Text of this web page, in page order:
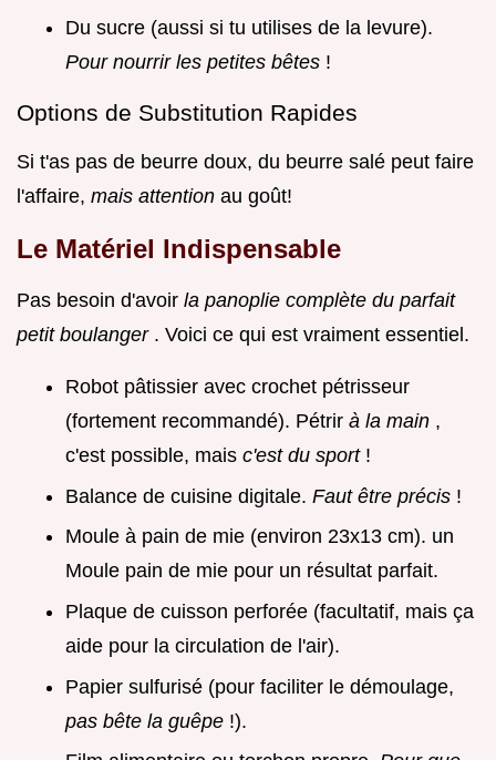
Du sucre (aussi si tu utilises de la levure).
Pour nourrir les petites bêtes !
Options de Substitution Rapides
Si t'as pas de beurre doux, du beurre salé peut faire
l'affaire, mais attention au goût!
Le Matériel Indispensable
Pas besoin d'avoir la panoplie complète du parfait
petit boulanger . Voici ce qui est vraiment essentiel.
Robot pâtissier avec crochet pétrisseur
(fortement recommandé). Pétrir à la main ,
c'est possible, mais c'est du sport !
Balance de cuisine digitale. Faut être précis !
Moule à pain de mie (environ 23x13 cm). un
Moule pain de mie pour un résultat parfait.
Plaque de cuisson perforée (facultatif, mais ça
aide pour la circulation de l'air).
Papier sulfurisé (pour faciliter le démoulage,
pas bête la guêpe !).